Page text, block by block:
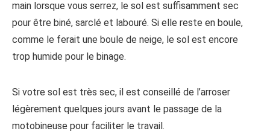
main lorsque vous serrez, le sol est suffisamment sec
pour être biné, sarclé et labouré. Si elle reste en boule,
comme le ferait une boule de neige, le sol est encore
trop humide pour le binage.
Si votre sol est très sec, il est conseillé de l’arroser
légèrement quelques jours avant le passage de la
motobineuse pour faciliter le travail.